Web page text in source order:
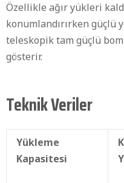
Özellikle ağır yükleri
konumlandırırken güçlü
teleskopik tam güçlü
gösterir.
Teknik Veriler
Yükleme
Kapasitesi